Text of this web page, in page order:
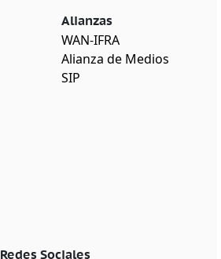
Alianzas
WAN-IFRA
Alianza de Medios
SIP
Redes Sociales